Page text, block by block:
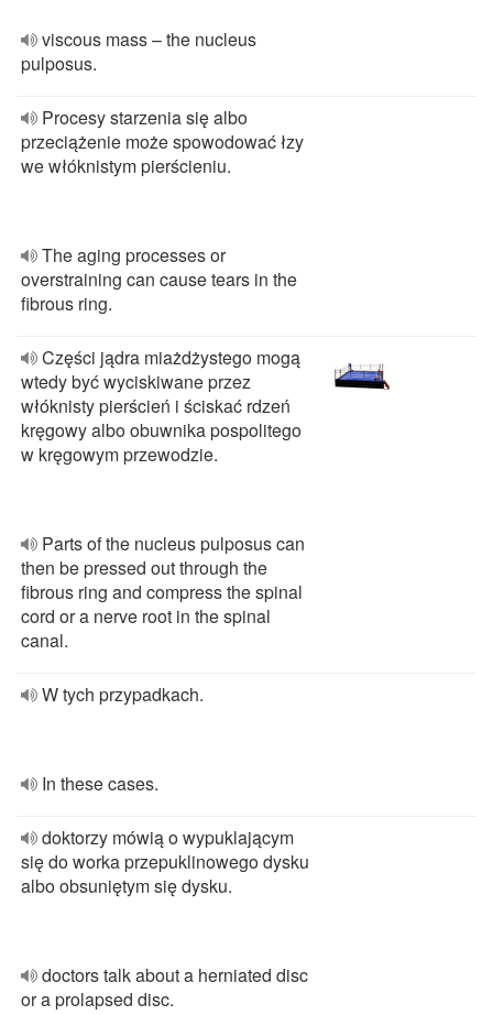
viscous mass – the nucleus
pulposus.
Procesy starzenia się albo
przeciążenie może spowodować łzy
we włóknistym pierścieniu.
The aging processes or
overstraining can cause tears in the
fibrous ring.
Części jądra miażdżystego mogą
wtedy być wyciskiwane przez
włóknisty pierścień i ściskać rdzeń
kręgowy albo obuwnika pospolitego
w kręgowym przewodzie.
Parts of the nucleus pulposus can
then be pressed out through the
fibrous ring and compress the spinal
cord or a nerve root in the spinal
canal.
W tych przypadkach.
In these cases.
doktorzy mówią o wypuklającym
się do worka przepuklinowego dysku
albo obsuniętym się dysku.
doctors talk about a herniated disc
or a prolapsed disc.